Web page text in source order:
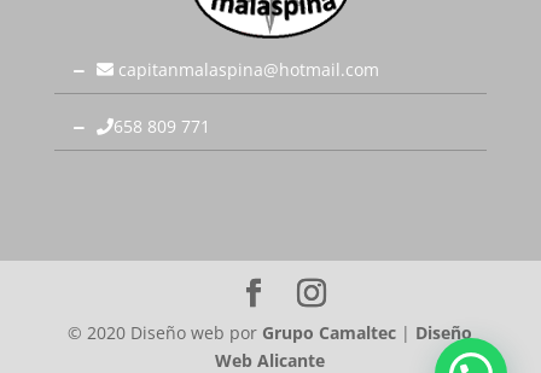
capitanmalaspina@hotmail.com
658 809 771
© 2020 Diseño web por Grupo Camaltec | Diseño
Web Alicante